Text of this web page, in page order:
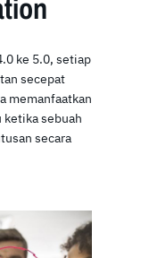
ke 5.0, setiap
secepat
memanfaatkan
sebuah
secara